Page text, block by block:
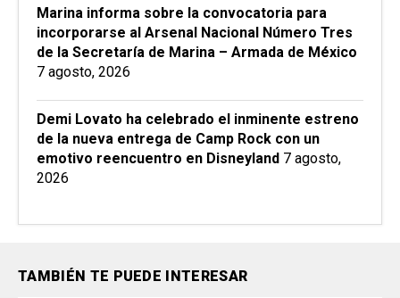
Marina informa sobre la convocatoria para
incorporarse al Arsenal Nacional Número Tres
de la Secretaría de Marina – Armada de México
7 agosto, 2026
Demi Lovato ha celebrado el inminente estreno
de la nueva entrega de Camp Rock con un
emotivo reencuentro en Disneyland 7 agosto,
2026
TAMBIÉN TE PUEDE INTERESAR